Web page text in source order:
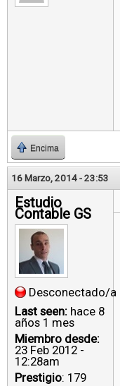
Encima
16 Marzo, 2014 - 23:53
Estudio
Contable GS
Desconectado/a
Last seen: hace 8
años 1 mes
Miembro desde:
23 Feb 2012 -
12:28am
Prestigio: 179